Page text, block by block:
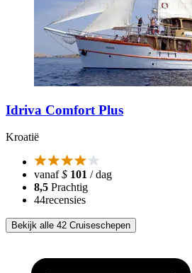
Idriva Comfort Plus
Kroatië
vanaf$ 101 / dag
8,5 Prachtig
44recensies
Bekijk alle 42 Cruiseschepen